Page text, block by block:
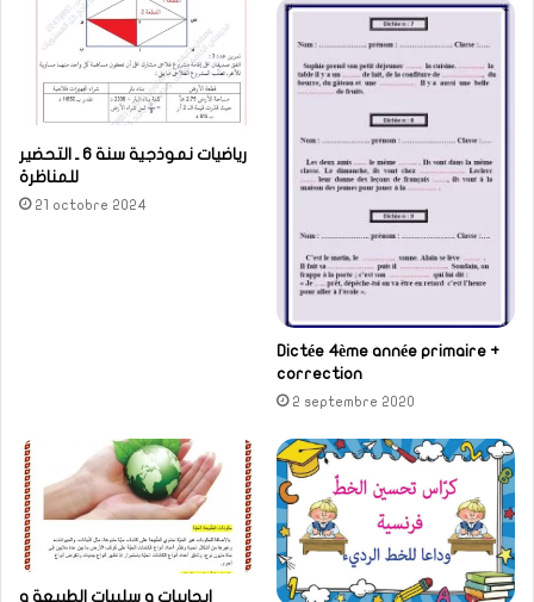
رياضيات نموذجية سنة 6 ـ التحضير
للمناظرة
21 octobre 2024
Dictée 4ème année primaire +
correction
2 septembre 2020
ايجابيات و سلبيات الطبيعة و